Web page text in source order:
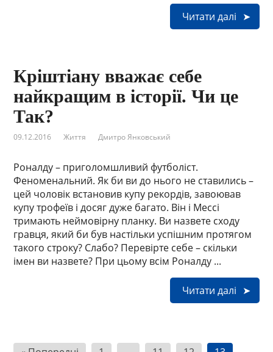
Читати далі
Кріштіану вважає себе
найкращим в історії. Чи це
Так?
09.12.2016 Життя Дмитро Янковський
Роналду – приголомшливий футболіст.
Феноменальний. Як би ви до нього не ставились –
цей чоловік встановив купу рекордів, завоював
купу трофеїв і досяг дуже багато. Він і Мессі
тримають неймовірну планку. Ви назвете сходу
гравця, який би був настільки успішним протягом
такого строку? Слабо? Перевірте себе – скільки
імен ви назвете? При цьому всім Роналду ...
Читати далі